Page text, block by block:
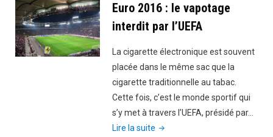
tabac"
Euro 2016 : le vapotage
interdit par l’UEFA
La cigarette électronique est souvent
placée dans le même sac que la
cigarette traditionnelle au tabac.
Cette fois, c’est le monde sportif qui
s’y met à travers l’UEFA, présidé par…
Lire la suite "Euro